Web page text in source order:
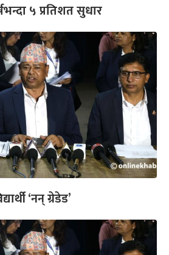
५ प्रतिशत सुधार
‘नन् ग्रेडेड’